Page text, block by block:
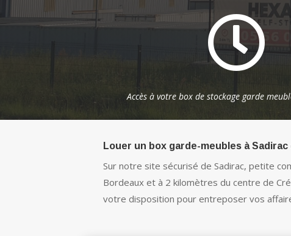

Accès à votre box de stockage garde
Louer un box garde-meubles à
Sur notre site sécurisé de Sadirac, petite
Bordeaux et à 2 kilomètres du centre de
votre dispositionpour entreposer vos